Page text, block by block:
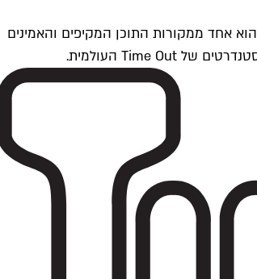
Time Outתל אביב הוא חלק מרשת Time Out Global — רשת מדיה בינלאומית הפועלת ב-360 ערים מרכזיות וב-60 מדינות ברחבי העולם. Time Out הוא אחד ממקורות התוכן המקיפים והאמינים